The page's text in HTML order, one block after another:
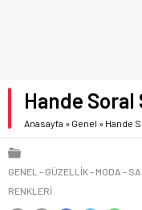
Hande Soral
Anasayfa » Genel » Hande
GENEL GÜZELLIK MODA
RENKLERI